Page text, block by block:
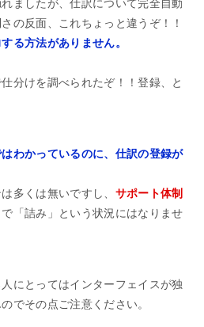
ましたが、仕訳について完全自動
の反面、これちょっと違うぞ！！
る方法がありません。
分けを調べられたぞ！！登録、と
わかっているのに、仕訳の登録が
多くは無いですし、 サポート体制
「詰み」という状況にはなりませ
にとってはインターフェイスが独
でその点ご注意ください。